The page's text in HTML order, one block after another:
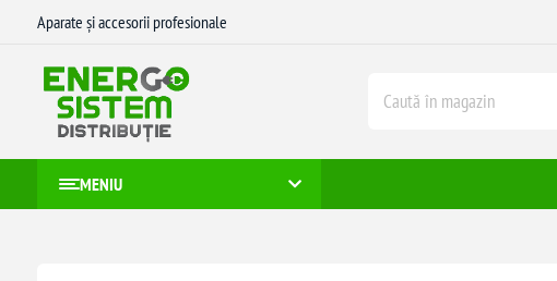
Aparate și accesorii profesionale
MENIU